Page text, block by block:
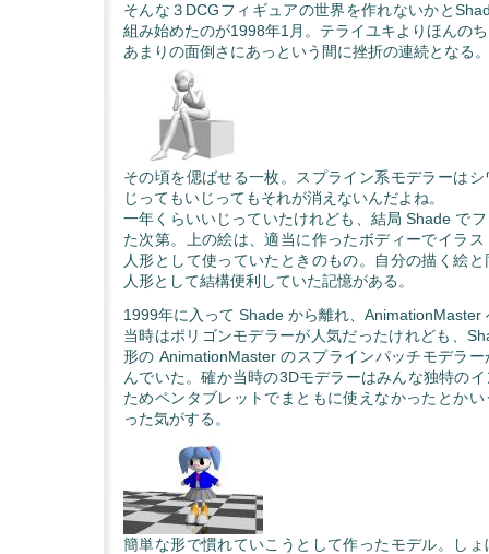
そんな３DCGフィギュアの世界を作れないかと
組み始めたのが1998年1月。テライユキよりほんの
あまりの面倒さにあっという間に挫折の連続となる。
その頃を偲ばせる一枚。スプライン系モデラーは
じってもいじってもそれが消えないんだよね。
一年くらいいじっていたけれども、結局 Shade で
た次第。上の絵は、適当に作ったボディーでイラ
人形として使っていたときのもの。自分の描く絵
人形として結構便利していた記憶がある。
1999年に入って Shade から離れ、AnimationMaster
当時はポリゴンモデラーが人気だったけれども、
形の AnimationMaster のスプラインパッチモデラ
んでいた。確か当時の3Dモデラーはみんな独特の
ためペンタブレットでまともに使えなかったとか
った気がする。
簡単な形で慣れていこうとして作ったモデル。し